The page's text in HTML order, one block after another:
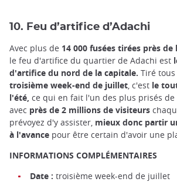
10. Feu d’artifice d’Adachi
Avec plus de 14 000 fusées tirées près
le feu d'artifice du quartier de Adachi est
d'artifice du nord de la capitale. Tiré tous
troisième week-end de juillet , c'est le
l'été, ce qui en fait l'un des plus prisés de
avec près de 2 millions de visiteurs
prévoyez d'y assister, mieux donc partir
à l'avance pour être certain d'avoir une
INFORMATIONS COMPLÉMENTAIRES
Date : troisième week-end de juillet